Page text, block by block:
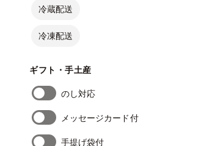
冷蔵配送
冷凍配送
ギフト・手土産
のし対応
メッセージカード付
手提げ袋付